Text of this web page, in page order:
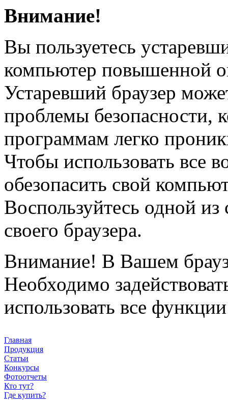
Внимание!
Вы пользуетесь
компьютер повышенной
Устаревший браузер
проблемы безопасности,
программам легко
Чтобы использовать все
обезопасить свой
Воспользуйтесь одной
своего браузера.
Внимание! В Вашем
Необходимо
использовать все
Главная
Продукция
Статьи
Конкурсы
Фотоотчеты
Кто тут?
Где купить?